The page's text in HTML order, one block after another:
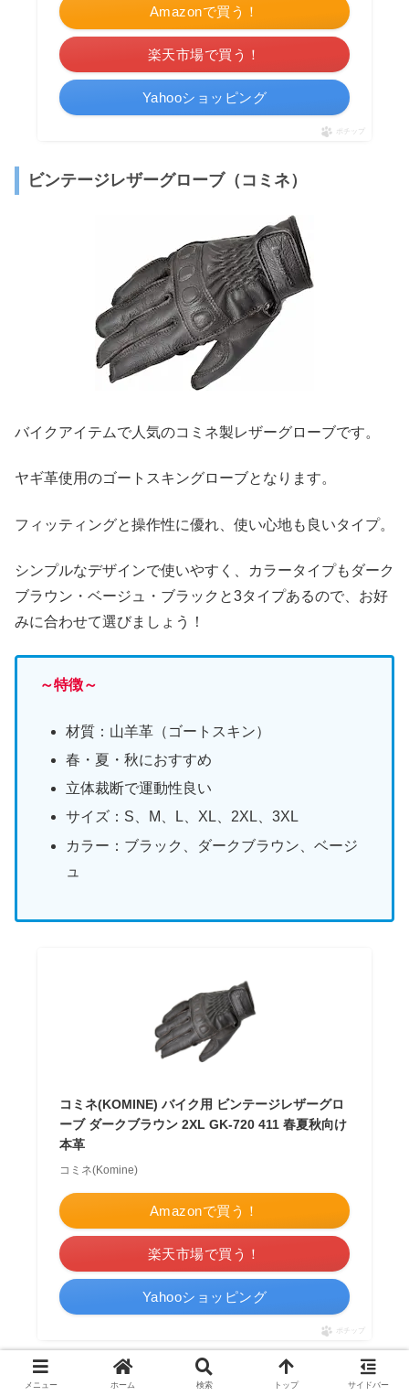
Amazonで買う！
楽天市場で買う！
Yahooショッピング
ポチップ
ビンテージレザーグローブ（コミネ）
バイクアイテムで人気のコミネ製レザーグローブです。
ヤギ革使用のゴートスキングローブとなります。
フィッティングと操作性に優れ、使い心地も良いタイプ。
シンプルなデザインで使いやすく、カラータイプもダーク
ブラウン・ベージュ・ブラックと3タイプあるので、お好
みに合わせて選びましょう！
～特徴～
材質：山羊革（ゴートスキン）
春・夏・秋におすすめ
立体裁断で運動性良い
サイズ：S、M、L、XL、2XL、3XL
カラー：ブラック、ダークブラウン、ベージ
ュ
コミネ(KOMINE) バイク用 ビンテージレザーグロ
ーブ ダークブラウン 2XL GK-720 411 春夏秋向け
本革
コミネ(Komine)
Amazonで買う！
楽天市場で買う！
Yahooショッピング
ポチップ
メッシュレザーグローブ TG-69M（DEGNER）
メニュー ホーム 検索 トップ サイドバー